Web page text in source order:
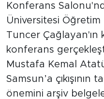
Konferans
Üniversitesi Öğretim
Tuncer Çağlayan'ın
konferans
Mustafa Kemal
Samsun’a çıkışının
önemini arşiv